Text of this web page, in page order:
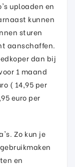
uploaden en
kunnen
sturen
aanschaffen.
dan bij
1 maand
( 14,95 per
euro per
Zo kun je
en